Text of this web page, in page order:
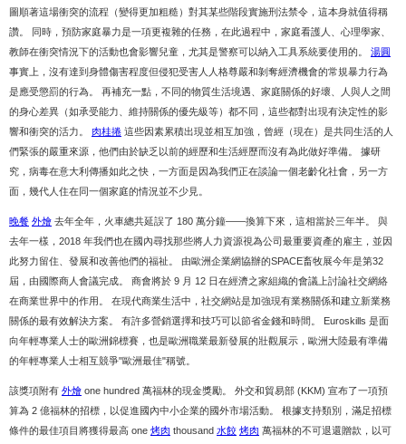
圖順著這場衝突的流程（變得更加粗糙）對其某些階段實施刑法禁令，這本身就值得稱
讚。 同時，預防家庭暴力是一項更複雜的任務，在此過程中，家庭看護人、心理學家、
教師在衝突情況下的活動也會影響兒童，尤其是警察可以納入工具系統要使用的。 湯圓
事實上，沒有達到身體傷害程度但侵犯受害人人格尊嚴和剝奪經濟機會的常規暴力行為
是應受懲罰的行為。 再補充一點，不同的物質生活境遇、家庭關係的好壞、人與人之間
的身心差異（如承受能力、維持關係的優先級等）都不同，這些都對出現有決定性的影
響和衝突的活力。 肉桂捲 這些因素累積出現並相互加強，曾經（現在）是共同生活的人
們緊張的嚴重來源，他們由於缺乏以前的經歷和生活經歷而沒有為此做好準備。 據研
究，病毒在意大利傳播如此之快，一方面是因為我們正在談論一個老齡化社會，另一方
面，幾代人住在同一個家庭的情況並不少見。
晚餐 外燴 去年全年，火車總共延誤了 180 萬分鐘——換算下來，這相當於三年半。 與
去年一樣，2018 年我們也在國內尋找那些將人力資源視為公司最重要資產的雇主，並因
此努力留住、發展和改善他們的福祉。 由歐洲企業網協辦的SPACE畜牧展今年是第32
屆，由國際商人會議完成。 商會將於 9 月 12 日在經濟之家組織的會議上討論社交網絡
在商業世界中的作用。 在現代商業生活中，社交網站是加強現有業務關係和建立新業務
關係的最有效解決方案。 有許多營銷選擇和技巧可以節省金錢和時間。 Euroskills 是面
向年輕專業人士的歐洲錦標賽，也是歐洲職業最新發展的壯觀展示，歐洲大陸最有準備
的年輕專業人士相互競爭"歐洲最佳"稱號。
該獎項附有 外燴 one hundred 萬福林的現金獎勵。 外交和貿易部 (KKM) 宣布了一項預
算為 2 億福林的招標，以促進國內中小企業的國外市場活動。 根據支持類別，滿足招標
條件的最佳項目將獲得最高 one 烤肉 thousand 水餃 烤肉 萬福林的不可退還贈款，以可